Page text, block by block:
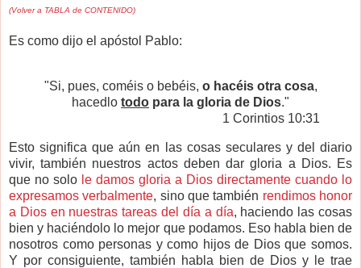
(Volver a TABLA de CONTENIDO)
Es como dijo el apóstol Pablo:
"Si, pues, coméis o bebéis, o hacéis otra cosa,
hacedlo todo para la gloria de Dios."
1 Corintios 10:31
Esto significa que aún en las cosas seculares y del diario
vivir, también nuestros actos deben dar gloria a Dios. Es
que no solo le damos gloria a Dios directamente cuando lo
expresamos verbalmente, sino que también rendimos honor
a Dios en nuestras tareas del día a día, haciendo las cosas
bien y haciéndolo lo mejor que podamos. Eso habla bien de
nosotros como personas y como hijos de Dios que somos.
Y por consiguiente, también habla bien de Dios y le trae